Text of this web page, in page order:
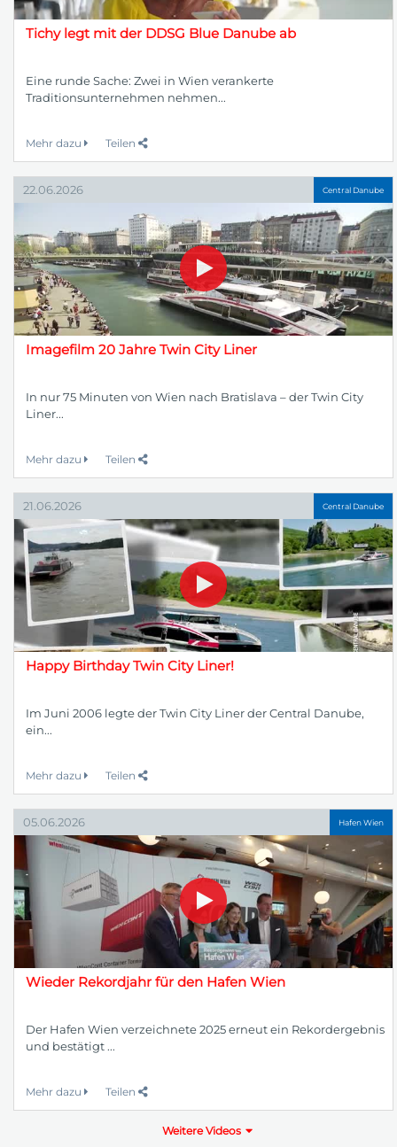
Tichy legt mit der DDSG Blue Danube ab
Eine runde Sache: Zwei in Wien verankerte
Traditionsunternehmen nehmen...
Mehr dazu Teilen
22.06.2026 Central Danube
Imagefilm 20 Jahre Twin City Liner
In nur 75 Minuten von Wien nach Bratislava – der Twin City
Liner...
Mehr dazu Teilen
21.06.2026 Central Danube
Happy Birthday Twin City Liner!
Im Juni 2006 legte der Twin City Liner der Central Danube,
ein...
Mehr dazu Teilen
05.06.2026 Hafen Wien
Wieder Rekordjahr für den Hafen Wien
Der Hafen Wien verzeichnete 2025 erneut ein Rekordergebnis
und bestätigt ...
Mehr dazu Teilen
Weitere Videos